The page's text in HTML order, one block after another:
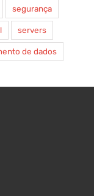
segurança
servers
de dados